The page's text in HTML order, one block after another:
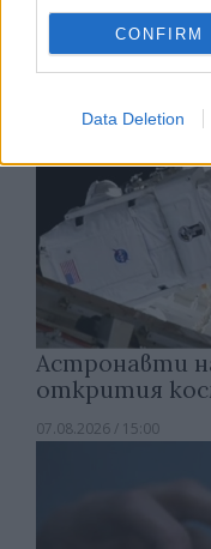
CONFIRM
Data Deletion
Астронавти
открития
07.08.2026 / 15:00